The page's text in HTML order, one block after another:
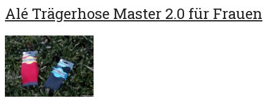
Alé Trägerhose Master 2.0 für Frauen